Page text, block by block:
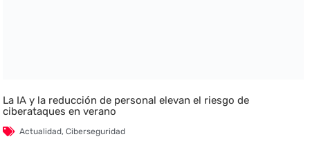
La IA y la reducción de personal elevan el riesgo de
ciberataques en verano
Actualidad,Ciberseguridad